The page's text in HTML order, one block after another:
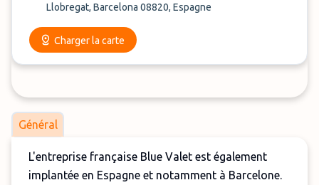
Llobregat, Barcelona 08820, Espagne
Charger la carte
Général
L'entreprise française Blue Valet est également
implantée en Espagne et notamment à Barcelone.